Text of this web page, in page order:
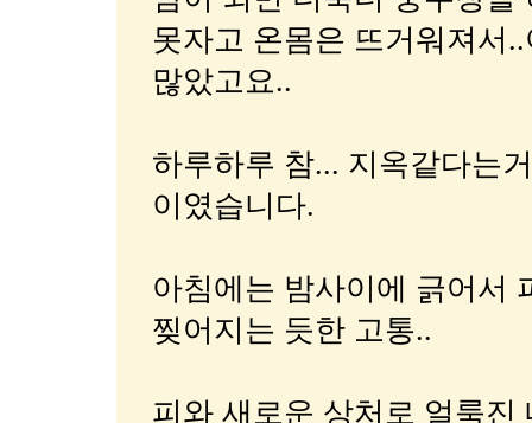
못자고 온몸은 뜨거워져서
많았고요..
하루하루 참... 지옥같다는
이였습니다.
아침에는 밤사이에 긁어서
찢어지는 듯한 고통..
피와 새로운 상처로 얼룩진